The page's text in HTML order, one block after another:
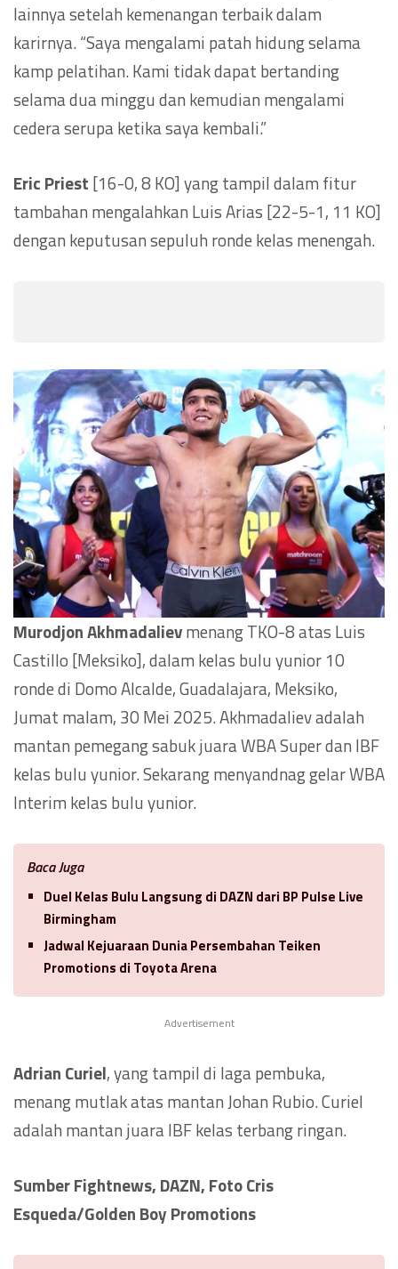
lainnya setelah kemenangan terbaik dalam
karirnya. “Saya mengalami patah hidung selama
kamp pelatihan. Kami tidak dapat bertanding
selama dua minggu dan kemudian mengalami
cedera serupa ketika saya kembali.”
Eric Priest [16-0, 8 KO] yang tampil dalam fitur
tambahan mengalahkan Luis Arias [22-5-1, 11 KO]
dengan keputusan sepuluh ronde kelas menengah.
Murodjon Akhmadalievmenang TKO-8 atas Luis
Castillo [Meksiko], dalam kelas bulu yunior 10
ronde di Domo Alcalde, Guadalajara, Meksiko,
Jumat malam, 30 Mei 2025. Akhmadaliev adalah
mantan pemegang sabuk juara WBA Super dan IBF
kelas bulu yunior. Sekarang menyandnag gelar WBA
Interim kelas bulu yunior.
Baca Juga
Duel Kelas Bulu Langsung di DAZN dari BP Pulse Live
Birmingham
Jadwal Kejuaraan Dunia Persembahan Teiken
Promotions di Toyota Arena
Advertisement
Adrian Curiel, yang tampil di laga pembuka,
menang mutlak atas mantan Johan Rubio. Curiel
adalah mantan juara IBF kelas terbang ringan.
Sumber Fightnews, DAZN, Foto Cris
Esqueda/Golden Boy Promotions